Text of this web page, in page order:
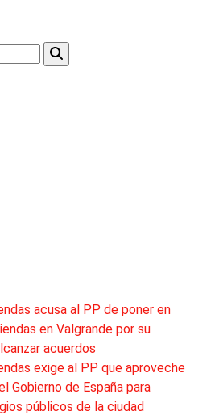
acusa al PP de poner en
en Valgrande por su
acuerdos
exige al PP que aproveche
Gobierno de España para
públicos de la ciudad